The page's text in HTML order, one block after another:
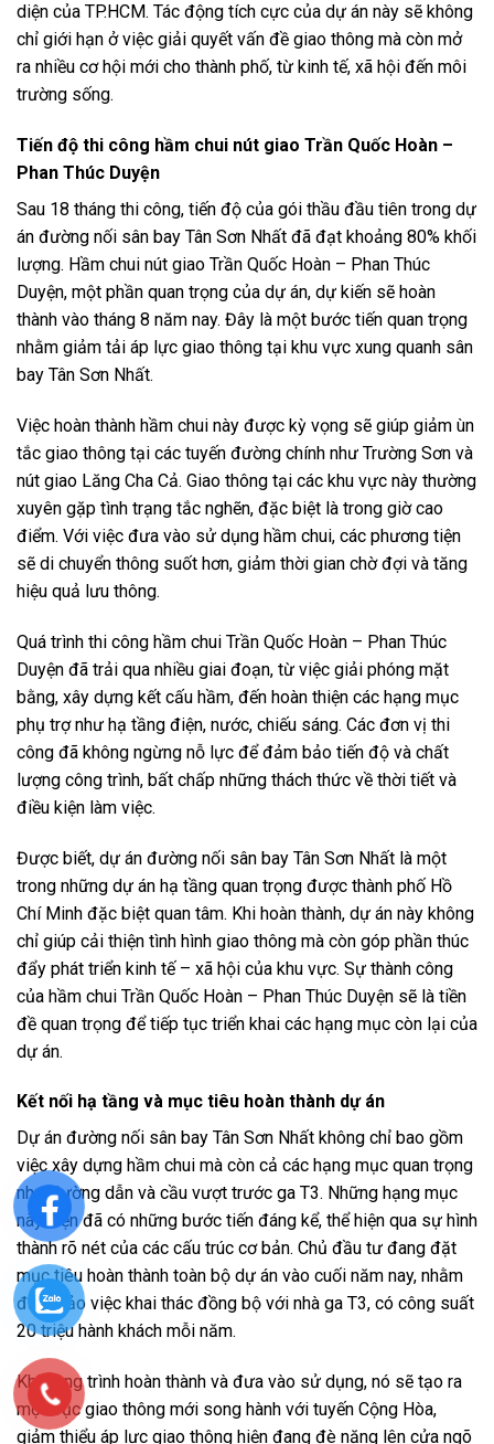
diện của TP.HCM. Tác động tích cực của dự án này sẽ không
chỉ giới hạn ở việc giải quyết vấn đề giao thông mà còn mở
ra nhiều cơ hội mới cho thành phố, từ kinh tế, xã hội đến môi
trường sống.
Tiến độ thi công hầm chui nút giao Trần Quốc Hoàn –
Phan Thúc Duyện
Sau 18 tháng thi công, tiến độ của gói thầu đầu tiên trong dự
án đường nối sân bay Tân Sơn Nhất đã đạt khoảng 80% khối
lượng. Hầm chui nút giao Trần Quốc Hoàn – Phan Thúc
Duyện, một phần quan trọng của dự án, dự kiến sẽ hoàn
thành vào tháng 8 năm nay. Đây là một bước tiến quan trọng
nhằm giảm tải áp lực giao thông tại khu vực xung quanh sân
bay Tân Sơn Nhất.
Việc hoàn thành hầm chui này được kỳ vọng sẽ giúp giảm ùn
tắc giao thông tại các tuyến đường chính như Trường Sơn và
nút giao Lăng Cha Cả. Giao thông tại các khu vực này thường
xuyên gặp tình trạng tắc nghẽn, đặc biệt là trong giờ cao
điểm. Với việc đưa vào sử dụng hầm chui, các phương tiện
sẽ di chuyển thông suốt hơn, giảm thời gian chờ đợi và tăng
hiệu quả lưu thông.
Quá trình thi công hầm chui Trần Quốc Hoàn – Phan Thúc
Duyện đã trải qua nhiều giai đoạn, từ việc giải phóng mặt
bằng, xây dựng kết cấu hầm, đến hoàn thiện các hạng mục
phụ trợ như hạ tầng điện, nước, chiếu sáng. Các đơn vị thi
công đã không ngừng nỗ lực để đảm bảo tiến độ và chất
lượng công trình, bất chấp những thách thức về thời tiết và
điều kiện làm việc.
Được biết, dự án đường nối sân bay Tân Sơn Nhất là một
trong những dự án hạ tầng quan trọng được thành phố Hồ
Chí Minh đặc biệt quan tâm. Khi hoàn thành, dự án này không
chỉ giúp cải thiện tình hình giao thông mà còn góp phần thúc
đẩy phát triển kinh tế – xã hội của khu vực. Sự thành công
của hầm chui Trần Quốc Hoàn – Phan Thúc Duyện sẽ là tiền
đề quan trọng để tiếp tục triển khai các hạng mục còn lại của
dự án.
Kết nối hạ tầng và mục tiêu hoàn thành dự án
Dự án đường nối sân bay Tân Sơn Nhất không chỉ bao gồm
việc xây dựng hầm chui mà còn cả các hạng mục quan trọng
như đường dẫn và cầu vượt trước ga T3. Những hạng mục
này hiện đã có những bước tiến đáng kể, thể hiện qua sự hình
thành rõ nét của các cấu trúc cơ bản. Chủ đầu tư đang đặt
mục tiêu hoàn thành toàn bộ dự án vào cuối năm nay, nhằm
đảm bảo việc khai thác đồng bộ với nhà ga T3, có công suất
20 triệu hành khách mỗi năm.
Khi công trình hoàn thành và đưa vào sử dụng, nó sẽ tạo ra
một trục giao thông mới song hành với tuyến Cộng Hòa,
giảm thiểu áp lực giao thông hiện đang đè nặng lên cửa ngõ